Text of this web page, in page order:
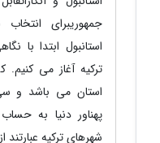
جمهوریبرای
استانبول ابتدا با
استان می باشد و
پهناور دنیا به
شهرهای ترکیه عبارتند